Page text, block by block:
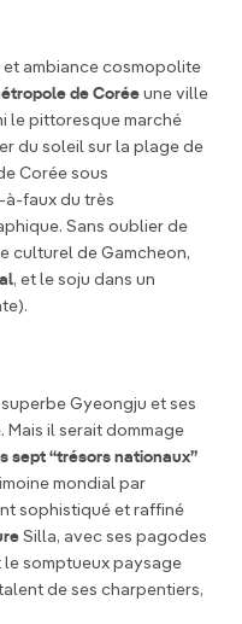
et ambiance cosmopolite
de Corée une ville
le pittoresque marché
du soleil sur la plage de
Corée sous
à-faux du très
Sans oublier de
culturel de Gamcheon,
, et le soju dans un
Gyeongju et ses
il serait dommage
sept “trésors nationaux”
mondial par
sophistiqué et raffiné
Silla, avec ses pagodes
le somptueux paysage
de ses charpentiers,